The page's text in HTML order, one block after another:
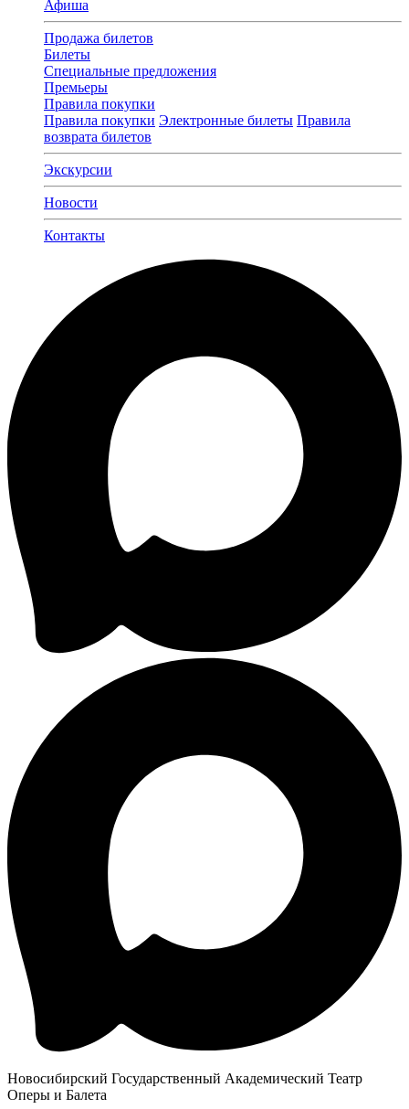
Афиша
Продажа билетов
Билеты
Специальные предложения
Премьеры
Правила покупки
Правила покупки Электронные билеты Правила
возврата билетов
Экскурсии
Новости
Контакты
Новосибирский Государственный Академический Театр
Оперы и Балета